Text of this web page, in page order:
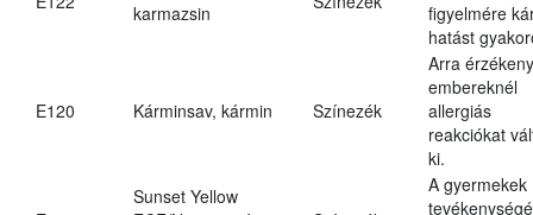
karmazsin
figyelmére
hatást
E120 Kárminsav, kármin Színezék
Arra érzékeny
embereknél
allergiás
reakciókat
ki.
Sunset Yellow
A gyermekek